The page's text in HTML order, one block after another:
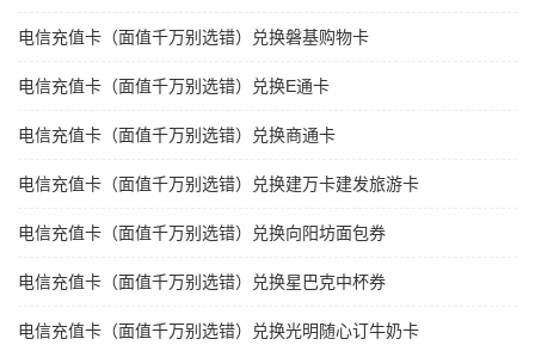
电信充值卡（面值千万别选错）兑换磐基购物卡
电信充值卡（面值千万别选错）兑换E通卡
电信充值卡（面值千万别选错）兑换商通卡
电信充值卡（面值千万别选错）兑换建万卡建发旅游卡
电信充值卡（面值千万别选错）兑换向阳坊面包券
电信充值卡（面值千万别选错）兑换星巴克中杯券
电信充值卡（面值千万别选错）兑换光明随心订牛奶卡